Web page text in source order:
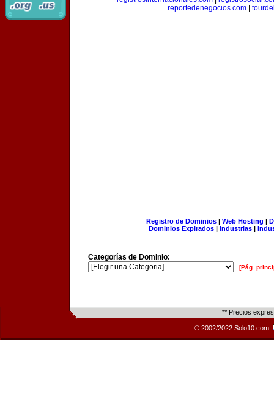
reportedenegocios.com|
Registro de Dominios| Web Hosting |
Dominios Expirados | Industrias |
Categorías de Dominio:
[Pág.
** Precios
© 2002/2022 Solo10.com